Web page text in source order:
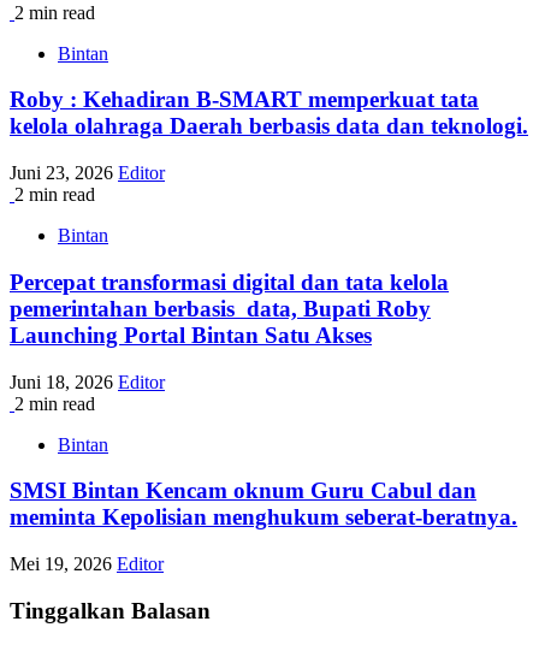
2 min read
Bintan
Roby : Kehadiran B-SMART memperkuat tata
kelola olahraga Daerah berbasis data dan teknologi.
Juni 23, 2026 Editor
2 min read
Bintan
Percepat transformasi digital dan tata kelola
pemerintahan berbasis data, Bupati Roby
Launching Portal Bintan Satu Akses
Juni 18, 2026 Editor
2 min read
Bintan
SMSI Bintan Kencam oknum Guru Cabul dan
meminta Kepolisian menghukum seberat-beratnya.
Mei 19, 2026 Editor
Tinggalkan Balasan